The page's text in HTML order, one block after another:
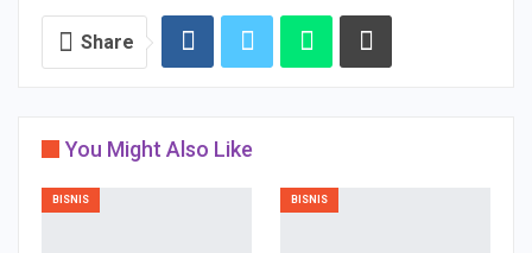
Share
You Might Also Like
BISNIS BISNIS